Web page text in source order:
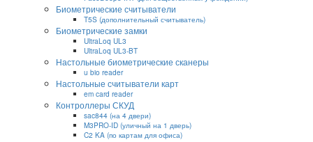
Биометрические считыватели
T5S (дополнительный считыватель)
Биометрические замки
UltraLoq UL3
UltraLoq UL3-BT
Настольные биометрические сканеры
u bio reader
Настольные считыватели карт
em card reader
Контроллеры СКУД
sac844 (на 4 двери)
M3PRO-ID (уличный на 1 дверь)
C2 KA (по картам для офиса)